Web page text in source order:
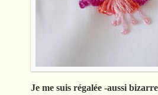
Je me suis régalée -aussi